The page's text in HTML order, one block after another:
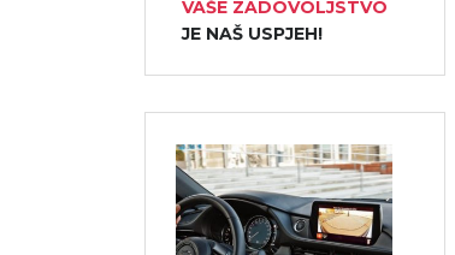
VAŠE ZADOVOLJSTVO
JE NAŠ USPJEH!